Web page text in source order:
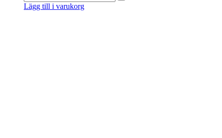
Lägg till i varukorg